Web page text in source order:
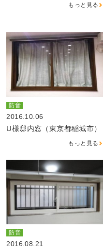
もっと見る
防音
2016.10.06
U様邸内窓（東京都稲城市）
もっと見る
防音
2016.08.21